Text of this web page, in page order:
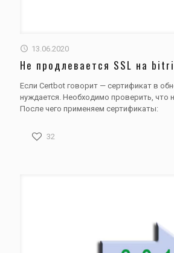
13.06.2020
Не продлевается SSL на
Если Certbot говорит — сертификат в
нуждается. Необходимо проверить, что
После чего применяем сертификаты:
32